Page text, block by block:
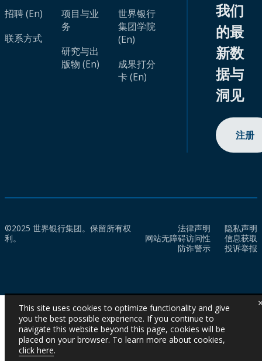
招聘 (En)
联系方式
项目与业
务
研究与出
版物 (En)
世界银行
集团学院
(En)
成果打分
卡 (En)
我们
的最
新数
据与
洞见
注册
©2025 世界银行集团。保留所有权
利。
法律声明
隐私声明
网站无障碍访问性
信息获取
防诈警示
投诉举报
This site uses cookies to optimize functionality and give
you the best possible experience. If you continue to
navigate this website beyond this page, cookies will be
placed on your browser. To learn more about cookies,
click here.